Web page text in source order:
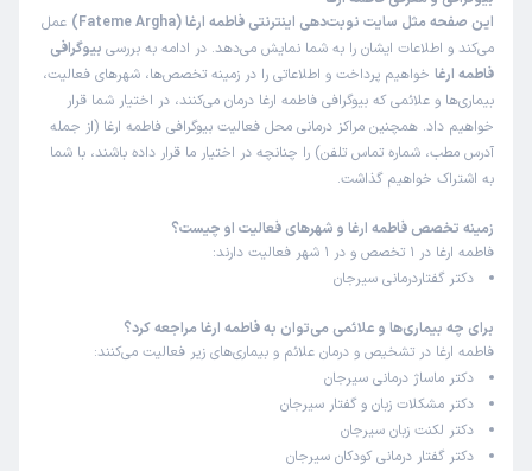
این صفحه مثل سایت نوبت‌دهی اینترنتی فاطمه ارغا (Fateme Argha)
عمل
می‌کند و اطلاعات ایشان را به شما نمایش می‌دهد. در ادامه به بررسی بیوگرافی
فاطمه ارغا خواهیم پرداخت و اطلاعاتی را در زمینه تخصص‌ها، شهرهای فعالیت،
بیماری‌ها و علائمی که بیوگرافی فاطمه ارغا درمان می‌کنند، در اختیار شما قرار
خواهیم داد. همچنین مراکز درمانی محل فعالیت بیوگرافی فاطمه ارغا (از جمله
آدرس مطب، شماره تماس تلفن) را چنانچه در اختیار ما قرار داده باشند، با شما
به اشتراک خواهیم گذاشت.
زمینه تخصص فاطمه ارغا و شهرهای فعالیت او چیست؟
فاطمه ارغا در 1 تخصص و در 1 شهر فعالیت دارند:
دکتر گفتاردرمانی سیرجان
برای چه بیماری‌ها و علائمی می‌توان به فاطمه ارغا مراجعه کرد؟
فاطمه ارغا در تشخیص و درمان علائم و بیماری‌های زیر فعالیت می‌کنند:
دکتر ماساژ درمانی سیرجان
دکتر مشکلات زبان و گفتار سیرجان
دکتر لکنت زبان سیرجان
دکتر گفتار درمانی کودکان سیرجان